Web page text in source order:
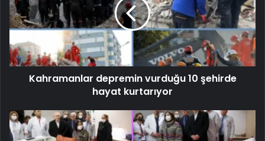
Kahramanlar depremin vurduğu 10 şehirde
hayat kurtarıyor